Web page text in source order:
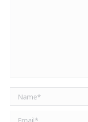
Name *
Email *